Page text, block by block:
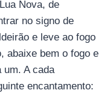
Nova, de
no signo de
e leve ao fogo
abaixe bem o fogo e
um. A cada
encantamento: